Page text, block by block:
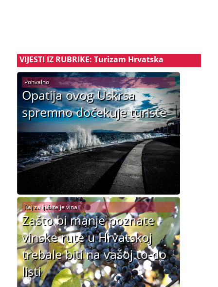
VIJESTI IZ RUBRIKE: Turizam Hrvatska
Opatija ovog Uskrsa
spremno dočekuje turiste
Pohvalno
Zašto bi manje poznate
vinske rute u Hrvatskoj
trebale biti na vašoj to-do
listi
Raj za ljubitelje vina